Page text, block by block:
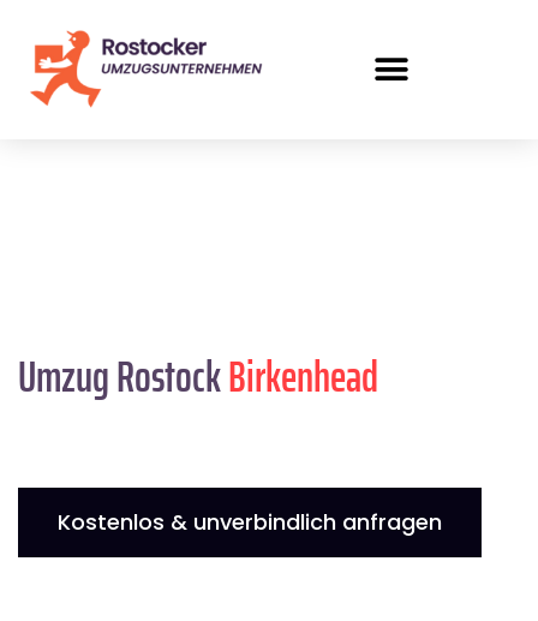
Umzug RostockBirkenhead
Kostenlos & unverbindlich anfragen